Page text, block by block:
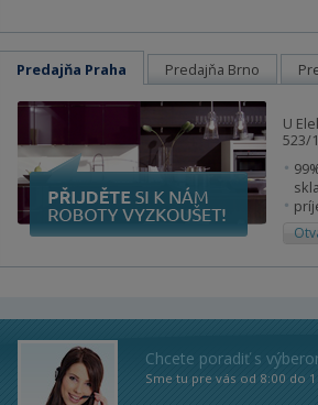
Predajňa Praha Predajňa Brno
U
523/
Chcete poradiť s
Sme tu pre vás od 8:00 do